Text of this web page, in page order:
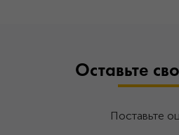
Оставьте
Поставьте